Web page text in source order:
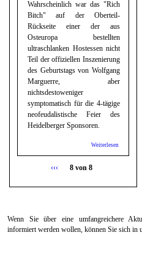
Wahrscheinlich war das "Rich
Bitch" auf der Oberteil-
Rückseite einer der aus
Osteuropa bestellten
ultraschlanken Hostessen nicht
Teil der offiziellen Inszenierung
des Geburtstags von Wolfgang
Marguerre, aber
nichtsdestoweniger
symptomatisch für die 4-tägige
neofeudalistische Feier des
Heidelberger Sponsoren.
Weiterlesen
‹‹‹ 8 von 8
Wenn Sie über eine umfangreichere
informiert werden wollen, können Sie sich in